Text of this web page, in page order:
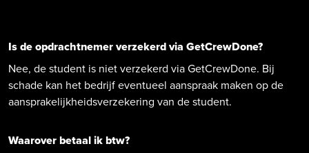
Is de opdrachtnemer verzekerd via GetCrewDone?
Nee, de student is niet verzekerd via GetCrewDone. Bij
schade kan het bedrijf eventueel aanspraak maken op de
aansprakelijkheidsverzekering van de student.
Waarover betaal ik btw?